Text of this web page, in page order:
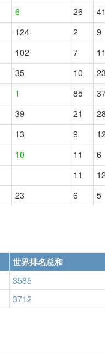
6 26 41
124 2 9
102 7 11
35 10 23
1 85
39 21 28
13 9 12
10 11 6
11 12
23 6 5
世界排名总和
3585
3712